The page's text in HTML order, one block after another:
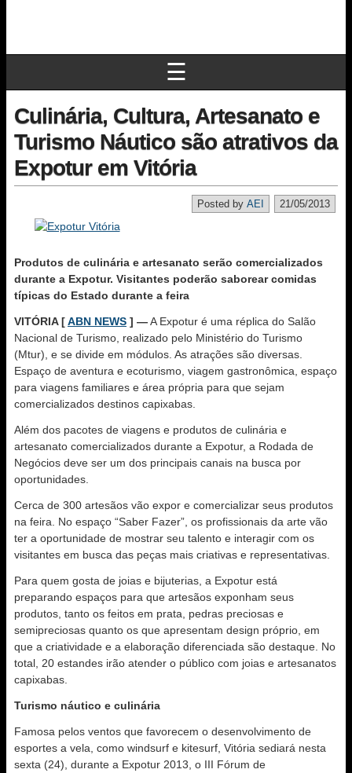
☰
Culinária, Cultura, Artesanato e
Turismo Náutico são atrativos da
Expotur em Vitória
21/05/2013
Posted by AEI
Produtos de culinária e artesanato serão comercializados
durante a Expotur. Visitantes poderão saborear comidas
típicas do Estado durante a feira
VITÓRIA [ABN NEWS ] —A Expotur é uma réplica do Salão
Nacional de Turismo, realizado pelo Ministério do Turismo
(Mtur), e se divide em módulos. As atrações são diversas.
Espaço de aventura e ecoturismo, viagem gastronômica, espaço
para viagens familiares e área própria para que sejam
comercializados destinos capixabas.
Além dos pacotes de viagens e produtos de culinária e
artesanato comercializados durante a Expotur, a Rodada de
Negócios deve ser um dos principais canais na busca por
oportunidades.
Cerca de 300 artesãos vão expor e comercializar seus produtos
na feira. No espaço “Saber Fazer”, os profissionais da arte vão
ter a oportunidade de mostrar seu talento e interagir com os
visitantes em busca das peças mais criativas e representativas.
Para quem gosta de joias e bijuterias, a Expotur está
preparando espaços para que artesãos exponham seus
produtos, tanto os feitos em prata, pedras preciosas e
semipreciosas quanto os que apresentam design próprio, em
que a criatividade e a elaboração diferenciada são destaque. No
total, 20 estandes irão atender o público com joias e artesanatos
capixabas.
Turismo náutico e culinária
Famosa pelos ventos que favorecem o desenvolvimento de
esportes a vela, como windsurf e kitesurf, Vitória sediará nesta
sexta (24), durante a Expotur 2013, o III Fórum de